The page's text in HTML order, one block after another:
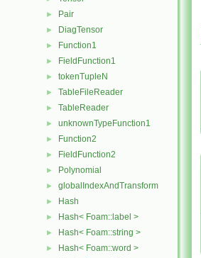
► Pair
► DiagTensor
► Function1
► FieldFunction1
► tokenTupleN
► TableFileReader
► TableReader
► unknownTypeFunction1
► Function2
► FieldFunction2
► Polynomial
► globalIndexAndTransform
► Hash
► Hash< Foam::label >
► Hash< Foam::string >
► Hash< Foam::word >